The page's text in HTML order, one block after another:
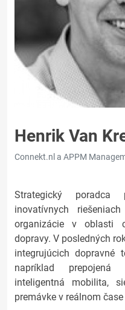
Henrik Van
Connekt.nl a APPM
Strategický
inovatívnych
organizácie v oblasti
dopravy. V posledných
integrujúcich dopravné
napríklad
inteligentná mobilita,
premávke v reálnom